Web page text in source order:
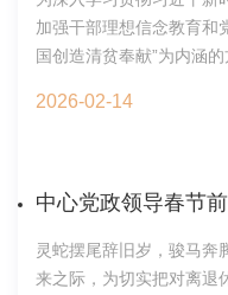
组织支部活动中进一步体
思维意识，切实加强保密
科研工作的每一个环节，
线。会议现场研究生党总
中强调，国际合作要与科
长远加强前瞻布局，聚焦
构提供战略支撑。国际合
加强干部理想信念教育和
国创造清贫奉献”为内涵
部学院举办。生态环境研
务、纪监审干部等20人参
念、师资队伍、教学建设
班旗。占剑作开班动员讲
2026-02-14
中心党政领导春节
灵蛇摆尾辞旧岁，骏马奔
来之际，为切实把对离退